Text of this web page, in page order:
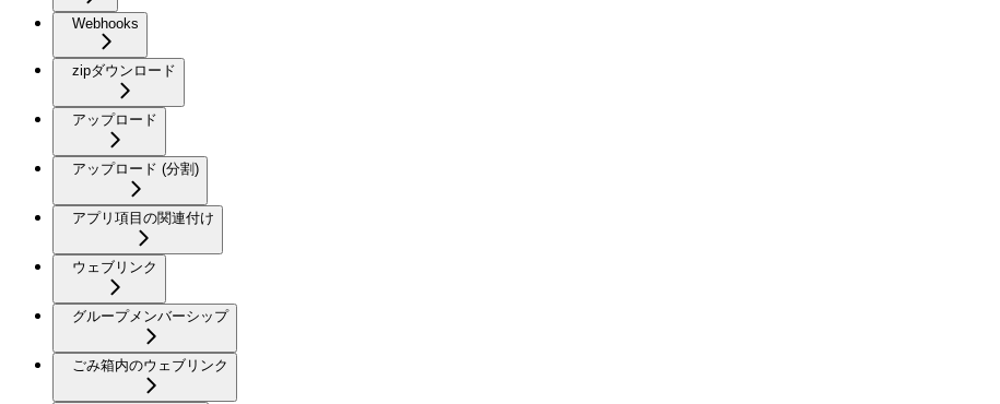
Webhooks
zipダウンロード
アップロード
アップロード (分割)
アプリ項目の関連付け
ウェブリンク
グループメンバーシップ
ごみ箱内のウェブリンク